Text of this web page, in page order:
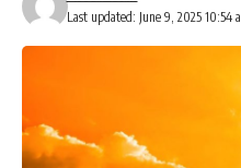
Last updated: June 9, 2025 10:54